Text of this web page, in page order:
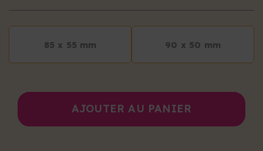
85 x 55 mm 90 x 50 mm
AJOUTER AU PANIER